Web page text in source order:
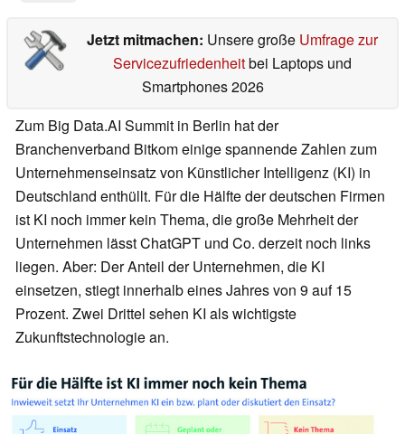
Jetzt mitmachen: Unsere große Umfrage zur
Servicezufriedenheitbei Laptops und
Smartphones 2026
Zum Big Data.AI Summit in Berlin hat der
Branchenverband Bitkom einige spannende Zahlen zum
Unternehmenseinsatz von Künstlicher Intelligenz (KI) in
Deutschland enthüllt. Für die Hälfte der deutschen Firmen
ist KI noch immer kein Thema, die große Mehrheit der
Unternehmen lässt ChatGPT und Co. derzeit noch links
liegen. Aber: Der Anteil der Unternehmen, die KI
einsetzen, stiegt innerhalb eines Jahres von 9 auf 15
Prozent. Zwei Drittel sehen KI als wichtigste
Zukunftstechnologie an.